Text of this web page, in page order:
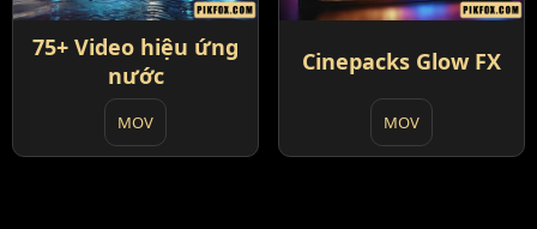
75+ Video hiệu ứng
nước
MOV
Cinepacks Glow FX
MOV